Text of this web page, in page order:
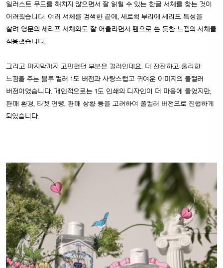
일러스트 무드를 해치지 않으면서 잘 읽힐 수 있는 한글 서체를 찾는 것이
어려웠습니다. 여러 서체를 검색한 끝에, 세로획 부리에 세리프 특성을
살려 영문의 세리프 서체와도 잘 어울리면서 펜으로 쓴 듯한 느낌의 서체를
적용했습니다.
그리고 마지막까지 고민했던 부분은 컬러인데요. 더 잔잔하고 홀리한
느낌을 주는 블루 컬러 1도 버전과 사랑스럽고 귀여운 이미지의 풀컬러
버전이였습니다. 개인적으로는 1도 인쇄의 디자인이 더 마음에 들었지만,
판매 환경, 타겟 연령, 판매 상황 등을 고려하여 풀컬러 버전으로 진행하게
되었습니다.